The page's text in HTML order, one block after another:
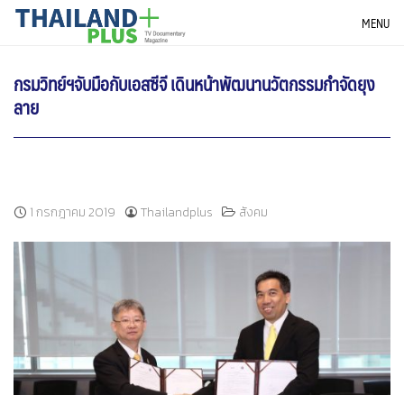
SkipTHAILANDPLUS NEWS MENU
กรมวิทย์ฯจับมือกับเอสซีจี เดินหน้าพัฒนานวัตกรรมกำจัดยุง
ลาย
1 กรกฎาคม 2019 Thailandplus สังคม